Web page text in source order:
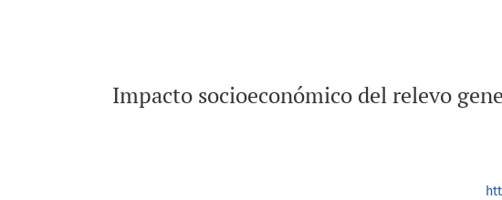
Impacto socioeconómico del relevo